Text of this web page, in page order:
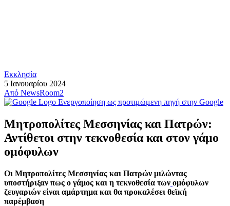
Εκκλησία
5 Ιανουαρίου 2024
Από NewsRoom2
Ενεργοποίηση ως προτιμώμενη πηγή στην Google
Μητροπολίτες Μεσσηνίας και Πατρών:
Αντίθετοι στην τεκνοθεσία και στον γάμο
ομόφυλων
Οι Μητροπολίτες Μεσσηνίας και Πατρών μιλώντας
υποστήριξαν πως ο γάμος και η τεκνοθεσία των ομόφυλων
ζευγαριών είναι αμάρτημα και θα προκαλέσει θεϊκή
παρέμβαση